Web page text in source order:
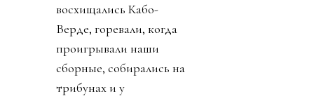
восхищались Кабо-
Верде, горевали, когда
проигрывали наши
сборные, собирались на
трибунах и у